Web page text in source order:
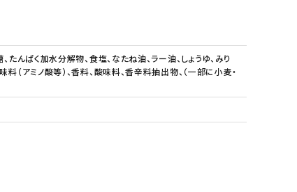
たんぱく加水分解物、食塩、なたね油、ラー油、しょうゆ、みり
料（アミノ酸等）、香料、酸味料、香辛料抽出物、（一部に小麦・